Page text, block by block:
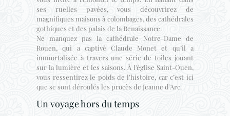
ses ruelles pavées, vous découvrirez de
magnifiques maisons à colombages, des cathédrales
gothiques et des palais de la Renaissance.
Ne manquez pas la cathédrale Notre-Dame de
Rouen, qui a captivé Claude Monet et qu’il a
immortalisée à travers une série de toiles jouant
sur la lumière et les saisons. À l'église Saint-Ouen,
vous ressentirez le poids de l’histoire, car c’est ici
que se sont déroulés les procès de Jeanne d’Arc.
Un voyage hors du temps